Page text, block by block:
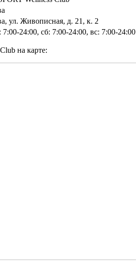
ул. Живописная, д. 21, к. 2
7:00-24:00, сб: 7:00-24:00, вс: 7:00-24:00
на карте: